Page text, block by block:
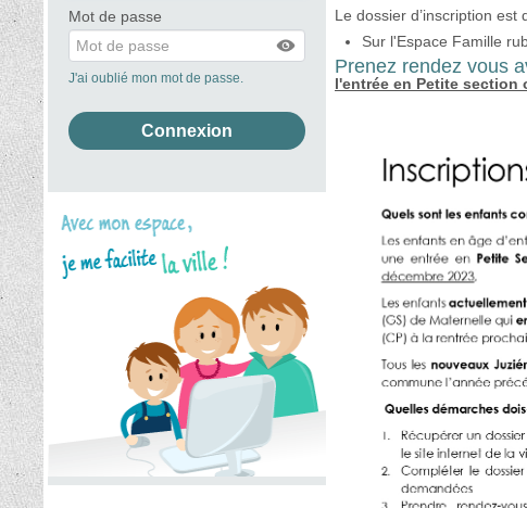
Mot de passe
J'ai oublié mon mot de passe.
Le dossier d’inscription est
Sur l'Espace Famille
Prenez rendez vous
l'entrée en Petite section